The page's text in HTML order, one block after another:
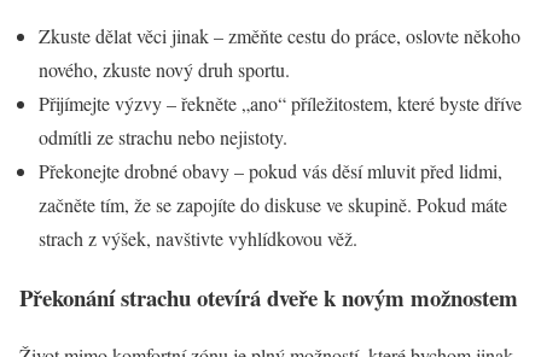
Zkuste dělat věci jinak – změňte cestu do práce, oslovte někoho
nového, zkuste nový druh sportu.
Přijímejte výzvy – řekněte „ano“ příležitostem, které byste dříve
odmítli ze strachu nebo nejistoty.
Překonejte drobné obavy – pokud vás děsí mluvit před lidmi,
začněte tím, že se zapojíte do diskuse ve skupině. Pokud máte
strach z výšek, navštivte vyhlídkovou věž.
Překonání strachu otevírá dveře k novým možnostem